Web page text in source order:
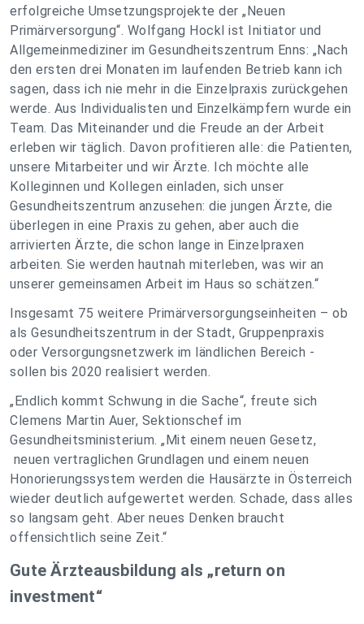
erfolgreiche Umsetzungsprojekte der „Neuen
Primärversorgung“. Wolfgang Hockl ist Initiator und
Allgemeinmediziner im Gesundheitszentrum Enns: „Nach
den ersten drei Monaten im laufenden Betrieb kann ich
sagen, dass ich nie mehr in die Einzelpraxis zurückgehen
werde. Aus Individualisten und Einzelkämpfern wurde ein
Team. Das Miteinander und die Freude an der Arbeit
erleben wir täglich. Davon profitieren alle: die Patienten,
unsere Mitarbeiter und wir Ärzte. Ich möchte alle
Kolleginnen und Kollegen einladen, sich unser
Gesundheitszentrum anzusehen: die jungen Ärzte, die
überlegen in eine Praxis zu gehen, aber auch die
arrivierten Ärzte, die schon lange in Einzelpraxen
arbeiten. Sie werden hautnah miterleben, was wir an
unserer gemeinsamen Arbeit im Haus so schätzen.“
Insgesamt 75 weitere Primärversorgungseinheiten – ob
als Gesundheitszentrum in der Stadt, Gruppenpraxis
oder Versorgungsnetzwerk im ländlichen Bereich -
sollen bis 2020 realisiert werden.
„Endlich kommt Schwung in die Sache“, freute sich
Clemens Martin Auer, Sektionschef im
Gesundheitsministerium. „Mit einem neuen Gesetz,
neuen vertraglichen Grundlagen und einem neuen
Honorierungssystem werden die Hausärzte in Österreich
wieder deutlich aufgewertet werden. Schade, dass alles
so langsam geht. Aber neues Denken braucht
offensichtlich seine Zeit.“
Gute Ärzteausbildung als „return on
investment“